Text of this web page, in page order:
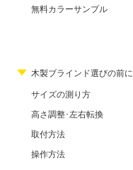
無料カラーサンプル
木製ブラインド選びの前に
サイズの測り方
高さ調整･左右転換
取付方法
操作方法